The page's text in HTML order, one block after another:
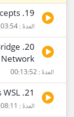
19. Docker Networking Basic Concepts
المدة : 00:03:54
Network
المدة : 00:13:52
21. Docker Backend Hyper-V vs WSL
المدة : 00:08:11